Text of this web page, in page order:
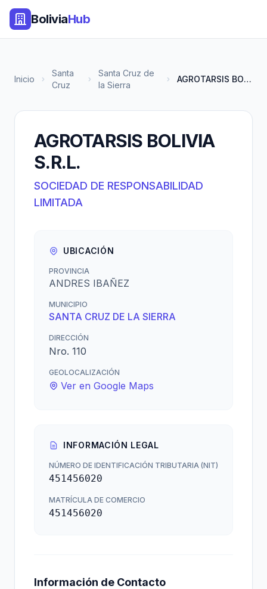
BoliviaHub
Inicio
Santa
Cruz
Santa Cruz de
la Sierra
AGROTARSIS BOLIVIA S.R.L.
AGROTARSIS BOLIVIA
S.R.L.
SOCIEDAD DE RESPONSABILIDAD
LIMITADA
UBICACIÓN
PROVINCIA
ANDRES IBAÑEZ
MUNICIPIO
SANTA CRUZ DE LA SIERRA
DIRECCIÓN
Nro. 110
GEOLOCALIZACIÓN
Ver en Google Maps
INFORMACIÓN LEGAL
NÚMERO DE IDENTIFICACIÓN TRIBUTARIA (NIT)
451456020
MATRÍCULA DE COMERCIO
451456020
Información de Contacto